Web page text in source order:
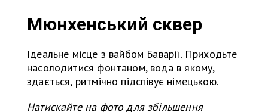
Мюнхенський сквер
Ідеальне місце з вайбом Баварії. Приходьте
насолодитися фонтаном, вода в якому,
здається, ритмічно підспівує німецькою.
Натискайте на фото для збільшення